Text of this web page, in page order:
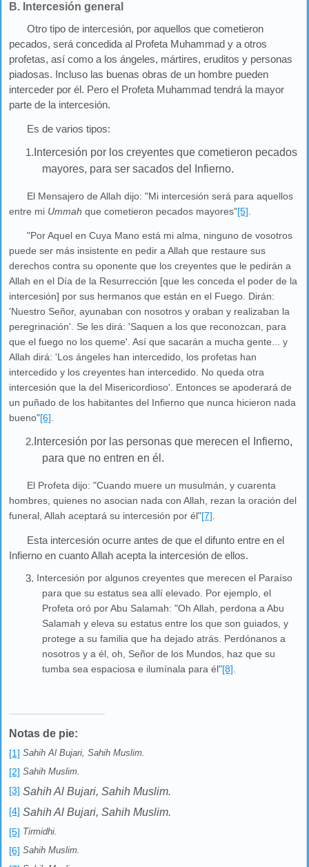
B. Intercesión general
Otro tipo de intercesión, por aquellos que cometieron
pecados, será concedida al Profeta Muhammad y a otros
profetas, así como a los ángeles, mártires, eruditos y personas
piadosas. Incluso las buenas obras de un hombre pueden
interceder por él. Pero el Profeta Muhammad tendrá la mayor
parte de la intercesión.
Es de varios tipos:
1. Intercesión por los creyentes que cometieron pecados
mayores, para ser sacados del Infierno.
El Mensajero de Allah dijo: "Mi intercesión será para aquellos
entre mi Ummah que cometieron pecados mayores"[5]
"Por Aquel en Cuya Mano está mi alma, ninguno de vosotros
puede ser más insistente en pedir a Allah que restaure sus
derechos contra su oponente que los creyentes que le pedirán a
Allah en el Día de la Resurrección [que les conceda el poder de la
intercesión] por sus hermanos que están en el Fuego. Dirán:
'Nuestro Señor, ayunaban con nosotros y oraban y realizaban la
peregrinación'. Se les dirá: 'Saquen a los que reconozcan, para
que el fuego no los queme'. Así que sacarán a mucha gente... y
Allah dirá: 'Los ángeles han intercedido, los profetas han
intercedido y los creyentes han intercedido. No queda otra
intercesión que la del Misericordioso'. Entonces se apoderará de
un puñado de los habitantes del Infierno que nunca hicieron nada
bueno"[6]
2. Intercesión por las personas que merecen el Infierno,
para que no entren en él.
El Profeta dijo: "Cuando muere un musulmán, y cuarenta
hombres, quienes no asocian nada con Allah, rezan la oración del
funeral, Allah aceptará su intercesión por él"[7]
Esta intercesión ocurre antes de que el difunto entre en el
Infierno en cuanto Allah acepta la intercesión de ellos.
3. Intercesión por algunos creyentes que merecen el Paraíso
para que su estatus sea allí elevado. Por ejemplo, el
Profeta oró por Abu Salamah: "Oh Allah, perdona a Abu
Salamah y eleva su estatus entre los que son guiados, y
protege a su familia que ha dejado atrás. Perdónanos a
nosotros y a él, oh, Señor de los Mundos, haz que su
tumba sea espaciosa e ilumínala para él"[8].
Notas de pie:
[1] Sahih Al Bujari, Sahih Muslim.
[2] Sahih Muslim.
[3] Sahih Al Bujari, Sahih Muslim.
[4] Sahih Al Bujari, Sahih Muslim.
[5] Tirmidhi.
[6] Sahih Muslim.